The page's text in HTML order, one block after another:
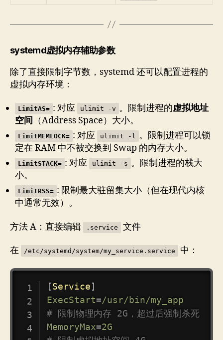
systemd虚拟内存辅助参数
除了直接限制字节数，systemd 还可以配置进程的
虚拟内存环境：
LimitAS= : 对应 ulimit -v 。限制进程的虚拟地址
空间 （Address Space）大小。
LimitMEMLOCK= : 对应 ulimit -l 。限制进程可以锁
定在 RAM 中不被交换到 Swap 的内存大小。
LimitSTACK= : 对应 ulimit -s 。限制进程的栈大
小。
LimitRSS= : 限制最大驻留集大小（但在现代内核
中通常无效）。
方法 A：直接编辑 .service 文件
在 /etc/systemd/system/my_service.service 中：
[Service]
ExecStart=/usr/bin/my_app
# 限制物理内存 2G，超过后强制杀死
MemoryMax=2G